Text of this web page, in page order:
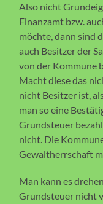
Also nicht
Finanzamt bzw.
möchte, dann sind
auch Besitzer der
von der Kommune
Macht diese das
nicht Besitzer ist,
man so eine
Grundsteuer
nicht. Die
Gewaltherrschaft
Man kann es
Grundsteuer nicht